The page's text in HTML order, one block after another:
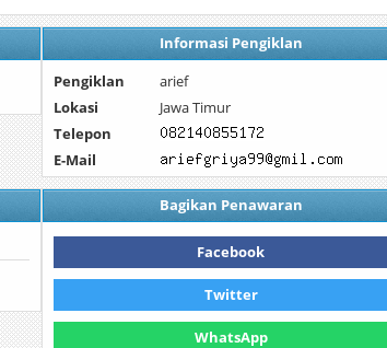
Informasi Pengiklan
Pengiklan
arief
Lokasi
Jawa Timur
Telepon
E-Mail
Bagikan Penawaran
Facebook
Twitter
WhatsApp